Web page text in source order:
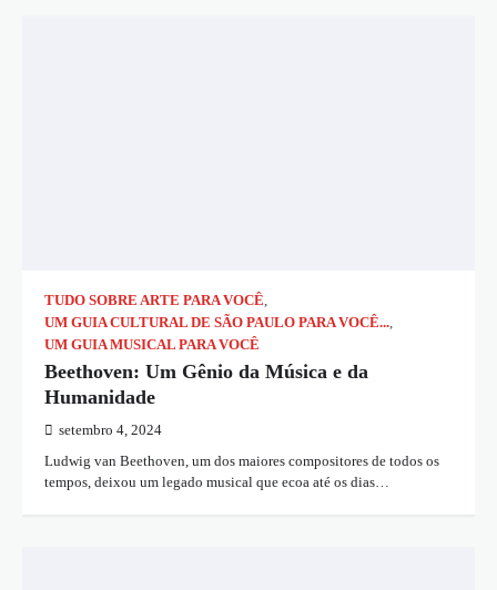
TUDO SOBRE ARTE PARA VOCÊ,
UM GUIA CULTURAL DE SÃO PAULO PARA VOCÊ...,
UM GUIA MUSICAL PARA VOCÊ
Beethoven: Um Gênio da Música e da
Humanidade
setembro 4, 2024
Ludwig van Beethoven, um dos maiores compositores de todos os
tempos, deixou um legado musical que ecoa até os dias…